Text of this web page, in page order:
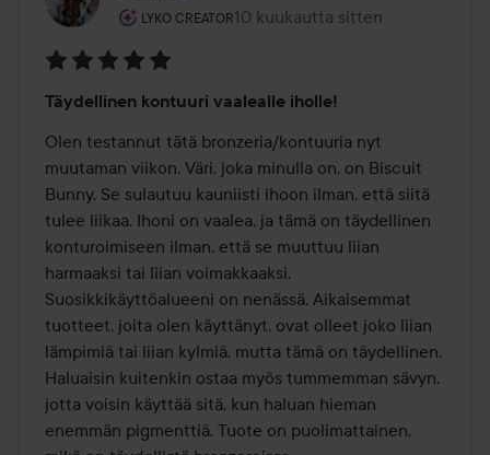
LYKO CREATOR
Käyttäjän rooli: Lyko Creator.
10 kuukautta sitten
Viesti luotiin 10 kuukautta sitten
5
/
5
Täydellinen kontuuri vaalealle iholle!
Olen testannut tätä bronzeria/kontuuria nyt
muutaman viikon. Väri, joka minulla on, on Biscuit
Bunny. Se sulautuu kauniisti ihoon ilman, että siitä
tulee liikaa. Ihoni on vaalea, ja tämä on täydellinen
konturoimiseen ilman, että se muuttuu liian
harmaaksi tai liian voimakkaaksi.
Suosikkikäyttöalueeni on nenässä. Aikaisemmat
tuotteet, joita olen käyttänyt, ovat olleet joko liian
lämpimiä tai liian kylmiä, mutta tämä on täydellinen.
Haluaisin kuitenkin ostaa myös tummemman sävyn,
jotta voisin käyttää sitä, kun haluan hieman
enemmän pigmenttiä. Tuote on puolimattainen,